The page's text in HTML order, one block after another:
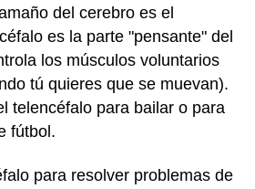
del cerebro es el
es la parte "pensante" del
los músculos voluntarios
tú quieres que se muevan).
telencéfalo para bailar o para
fútbol.
para resolver problemas de